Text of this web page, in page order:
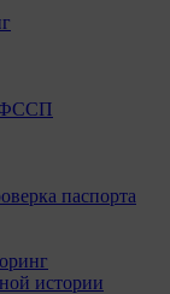
паспорта
истории